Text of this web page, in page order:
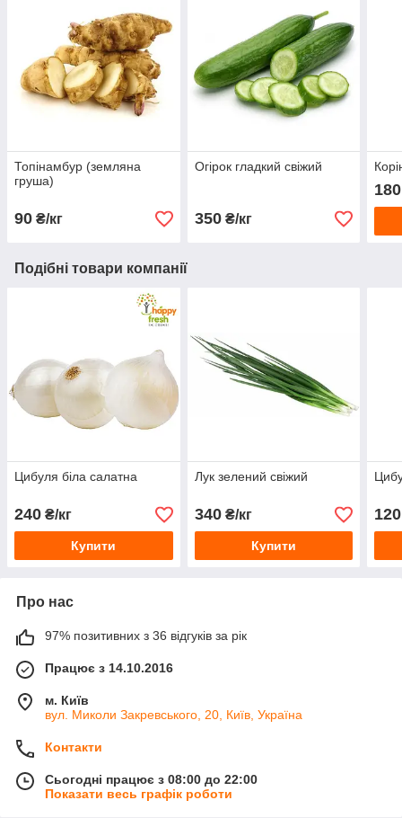
Топінамбур (земляна
груша)
90 ₴/кг
Огірок гладкий свіжий
350₴/кг
180
Подібні товари компанії
Цибуля біла салатна
240 ₴/кг
Купити
Лук зелений свіжий
340₴/кг
Купити
120
Про нас
97% позитивних з 36 відгуків за рік
Працює з 14.10.2016
м. Київ
вул. Миколи Закревського, 20, Київ, Україна
Контакти
Сьогодні працює з 08:00 до 22:00
Показати весь графік роботи